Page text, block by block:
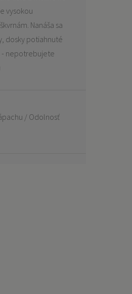
vysokou
Nanáša sa
dosky potiahnuté
- nepotrebujete
/ Odolnosť